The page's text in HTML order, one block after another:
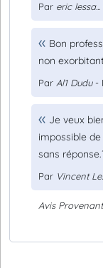
Par eric lessa...
Bon
non
Par Al1 Dudu-
Je veux
impossible
sans
Par Vincent
Avis